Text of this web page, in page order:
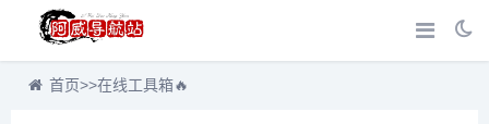
首页>>在线工具箱🔥